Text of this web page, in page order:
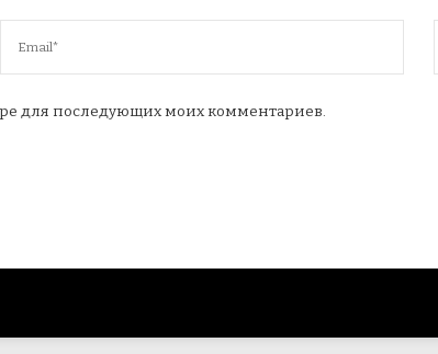
для последующих моих комментариев.